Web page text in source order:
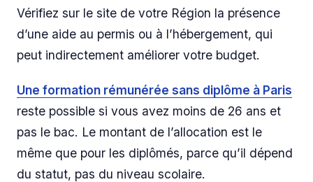
Vérifiez sur le site de votre Région la présence
d’une aide au permis ou à l’hébergement, qui
peut indirectement améliorer votre budget.
Une formation rémunérée sans diplôme à Paris
reste possible si vous avez moins de 26 ans et
pas le bac. Le montant de l’allocation est le
même que pour les diplômés, parce qu’il dépend
du statut, pas du niveau scolaire.